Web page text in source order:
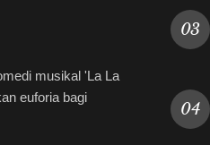
musikal 'La La
euforia bagi